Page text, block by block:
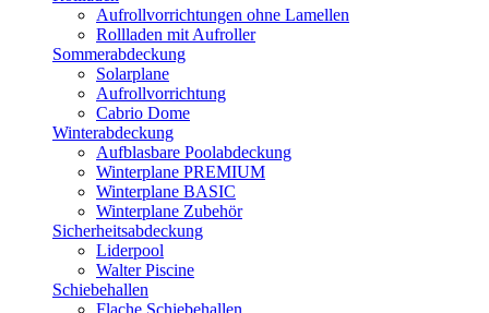
Aufrollvorrichtungen ohne Lamellen
Rollladen mit Aufroller
Sommerabdeckung
Solarplane
Aufrollvorrichtung
Cabrio Dome
Winterabdeckung
Aufblasbare Poolabdeckung
Winterplane PREMIUM
Winterplane BASIC
Winterplane Zubehör
Sicherheitsabdeckung
Liderpool
Walter Piscine
Schiebehallen
Flache Schiebehallen